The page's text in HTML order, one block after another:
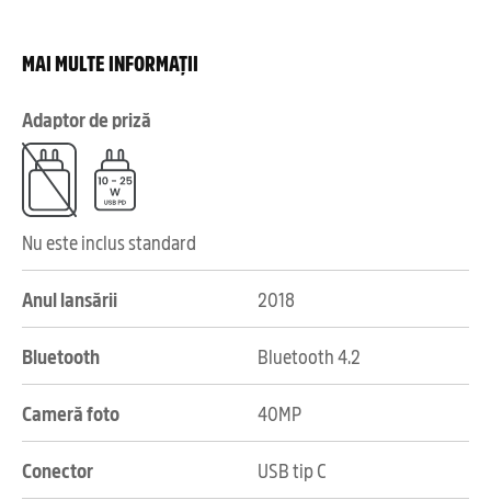
MAI MULTE INFORMAȚII
Adaptor de priză
Nu este inclus standard
Anul lansării 2018
Bluetooth Bluetooth 4.2
Cameră foto 40MP
Conector USB tip C